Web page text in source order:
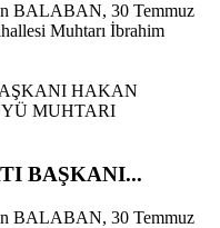
BALABAN, 30 Temmuz
Muhtarı İbrahim
BAŞKANI...
BALABAN, 30 Temmuz